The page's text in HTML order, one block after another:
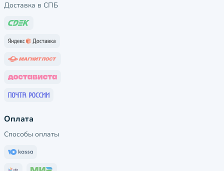
Доставка в СПБ
Оплата
Способы оплаты